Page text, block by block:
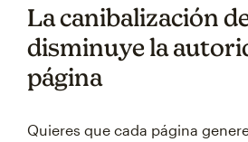
La canibalización
disminuye la
página
Quieres que cada página